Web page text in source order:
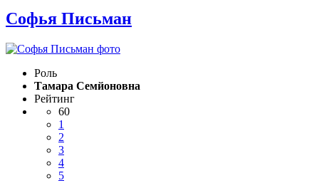
Софья Письман
Роль
Тамара Семйоновна
Рейтинг
60
1
2
3
4
5